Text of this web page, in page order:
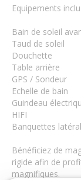
Equipements
Bain de soleil
Taud de soleil
Douchette
Table arrière
GPS / Sondeur
Echelle de bain
Guindeau
HIFI
Banquettes
Bénéficiez de
rigide afin de
magnifiques.